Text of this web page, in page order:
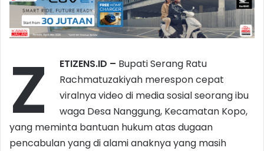
Z ETIZENS.ID – Bupati Serang Ratu
Rachmatuzakiyah merespon cepat
viralnya video di media sosial seorang ibu
waga Desa Nanggung, Kecamatan Kopo,
yang meminta bantuan hukum atas dugaan
pencabulan yang di alami anaknya yang masih